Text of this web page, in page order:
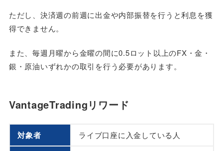
ただし、決済週の前週に出金や内部振替を行うと利息を獲
得できません。
また、毎週月曜から金曜の間に0.5ロット以上のFX・金・
銀・原油いずれかの取引を行う必要があります。
VantageTradingリワード
対象者 ライブ口座に入金している人